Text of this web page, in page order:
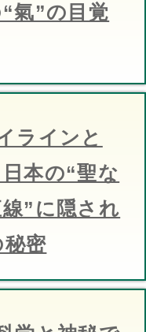
氣”の目覚
ラインと
本の“聖な
”に隠され
密